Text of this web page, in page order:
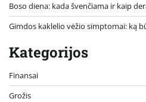
Boso diena: kada švenčiama ir kaip
Gimdos kaklelio vėžio simptomai: ką
Kategorijos
Finansai
Grožis